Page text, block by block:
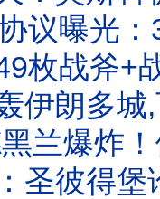
3000亿美金砸
机群狂轰伊朗
迪被定点清除？乌克
多波空袭以色列，
袭，秋明最大炼油厂